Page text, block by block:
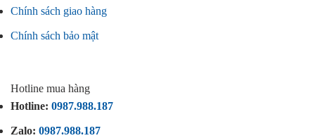
Chính sách giao hàng
Chính sách bảo mật
Hotline mua hàng
Hotline: 0987.988.187
Zalo: 0987.988.187